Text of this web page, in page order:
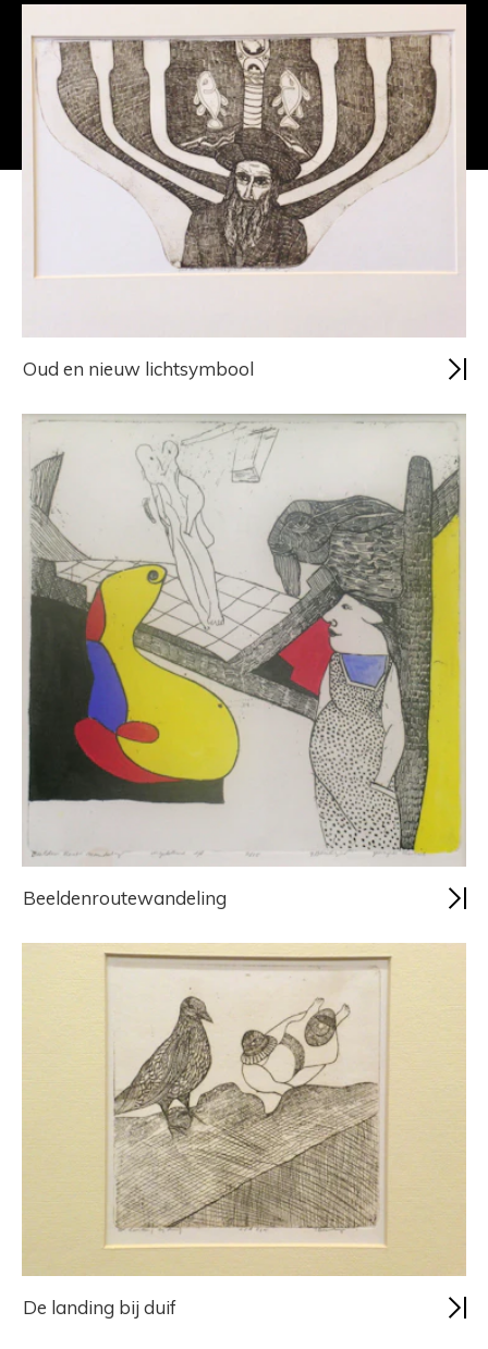
Oud en nieuw lichtsymbool
Beeldenroutewandeling
De landing bij duif